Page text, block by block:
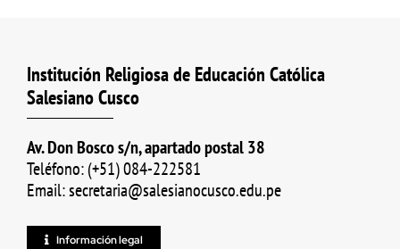
Institución Religiosa de Educación Católica
Salesiano Cusco
Av. Don Bosco s/n, apartado postal 38
Teléfono: (+51) 084-222581
Email: secretaria@salesianocusco.edu.pe
Información legal